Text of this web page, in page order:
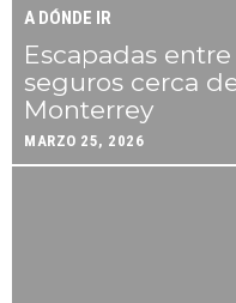
A DÓNDE IR
Escapadas
seguros cerca
Monterrey
MARZO 25, 2026